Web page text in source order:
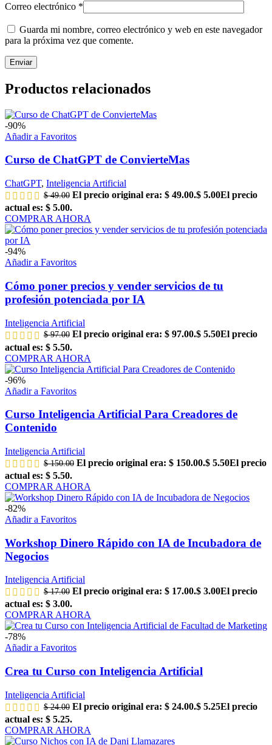
Correo electrónico *
Guarda mi nombre, correo electrónico y web en este navegador
para la próxima vez que comente.
Productos relacionados
-90%
Añadir a Favoritos
Curso de ChatGPT de ConvierteMas
ChatGPT, Inteligencia Artificial
$49.00 El precio original era: $ 49.00.$ 5.00El precio
actual es: $ 5.00.
COMPRAR AHORA
-94%
Añadir a Favoritos
Cómo poner precios y vender servicios de tu
profesión potenciada por IA
Inteligencia Artificial
$97.00 El precio original era: $ 97.00.$ 5.50El precio
actual es: $ 5.50.
COMPRAR AHORA
-96%
Añadir a Favoritos
Curso Inteligencia Artificial Para Creadores de
Contenido
Inteligencia Artificial
$150.00 El precio original era: $ 150.00.$ 5.50El precio
actual es: $ 5.50.
COMPRAR AHORA
-82%
Añadir a Favoritos
Workshop Dinero Rápido con IA de Incubadora de
Negocios
Inteligencia Artificial
$17.00 El precio original era: $ 17.00.$ 3.00El precio
actual es: $ 3.00.
COMPRAR AHORA
-78%
Añadir a Favoritos
Crea tu Curso con Inteligencia Artificial
Inteligencia Artificial
$24.00 El precio original era: $ 24.00.$ 5.25El precio
actual es: $ 5.25.
COMPRAR AHORA